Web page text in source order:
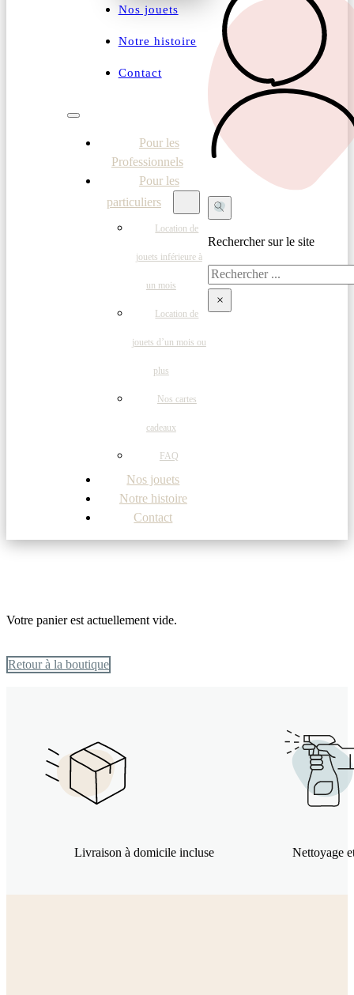
Nos jouets
Notre histoire
Contact
Pour les
Professionnels
Pour les
particuliers
Location de
jouets inférieure à
un mois
Location de
jouets d’un mois ou
plus
Nos cartes
cadeaux
FAQ
Nos jouets
Notre histoire
Contact
Rechercher sur le site
Rechercher
×
Votre panier est actuellement vide.
Retour à la boutique
Livraison à domicile incluse Nettoyage